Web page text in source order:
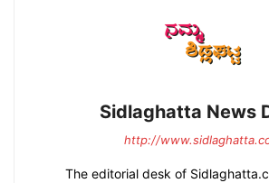
Sidlaghatta News
http://
The editorial desk of